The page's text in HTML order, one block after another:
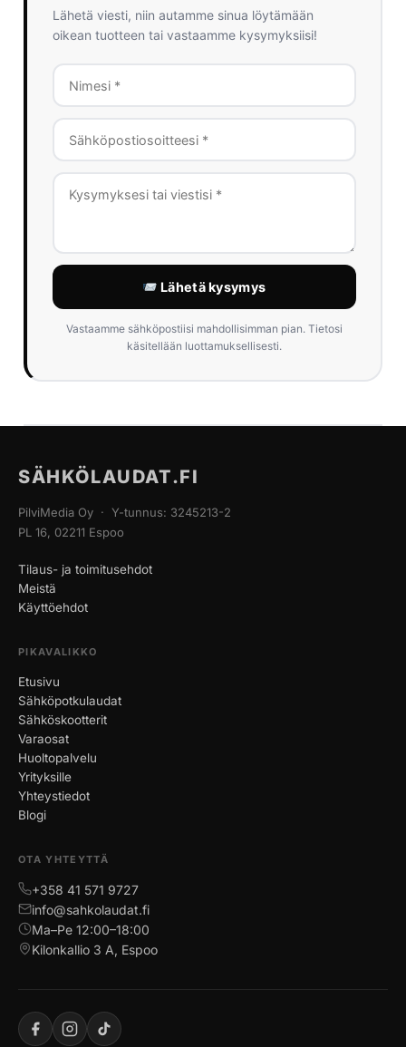
Lähetä viesti, niin autamme sinua löytämään
oikean tuotteen tai vastaamme kysymyksiisi!
Lähetä kysymys
Vastaamme sähköpostiisi mahdollisimman pian. Tietosi
käsitellään luottamuksellisesti.
SÄHKÖLAUDAT.FI
PilviMedia Oy · Y-tunnus: 3245213-2
PL 16, 02211 Espoo
Tilaus- ja toimitusehdot
Meistä
Käyttöehdot
PIKAVALIKKO
Etusivu
Sähköpotkulaudat
Sähköskootterit
Varaosat
Huoltopalvelu
Yrityksille
Yhteystiedot
Blogi
OTA YHTEYTTÄ
+358 41 571 9727
info@sahkolaudat.fi
Ma–Pe 12:00–18:00
Kilonkallio 3 A, Espoo